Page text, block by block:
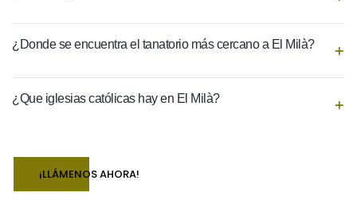
¿Donde se encuentra el tanatorio más cercano a El Milà?
¿Que iglesias católicas hay en El Milà?
¡LLÁMENOS AHORA!